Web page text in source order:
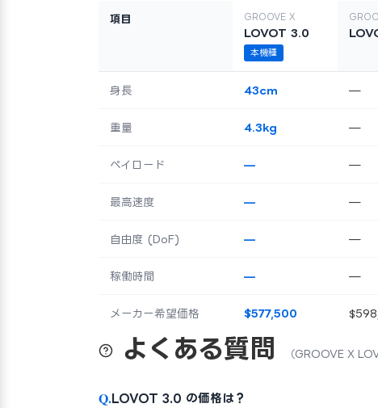
項目 GROOVE X
LOVOT 3.0
本機種
身長 43cm —
重量 4.3kg —
ペイロード — —
最高速度 — —
自由度 (DoF) — —
稼働時間 — —
メーカー希望価格 $577,500
よくある質問 （GROOVE X
Q.LOVOT 3.0 の価格は？